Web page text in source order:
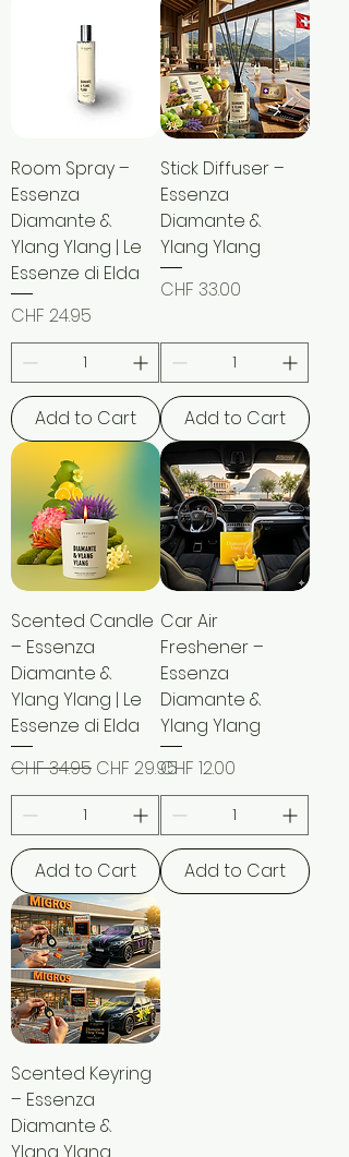
Room Spray –
Essenza
Diamante &
Ylang Ylang | Le
Essenze di Elda
Price
CHF 24.95
Add to Cart
Stick Diffuser –
Essenza
Diamante &
Ylang Ylang
Price
CHF 33.00
Add to Cart
Scented Candle
– Essenza
Diamante &
Ylang Ylang | Le
Essenze di Elda
Regular Price
CHF 34.95 Sale Price
CHF 29.95
Add to Cart
Car Air
Freshener –
Essenza
Diamante &
Ylang Ylang
Price
CHF 12.00
Add to Cart
Scented Keyring
– Essenza
Diamante &